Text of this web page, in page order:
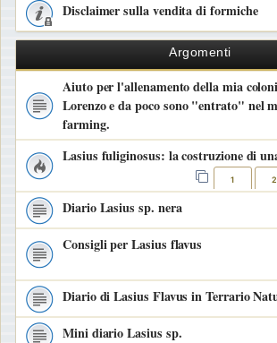
Disclaimer sulla vendita di formiche
Argomenti
Aiuto per l'allenamento della mia
Lorenzo e da poco sono "entrato" nel
farming.
Lasius fuliginosus: la costruzione di
1 2
Diario Lasius sp. nera
Consigli per Lasius flavus
Diario di Lasius Flavus in Terrario
Mini diario Lasius sp.